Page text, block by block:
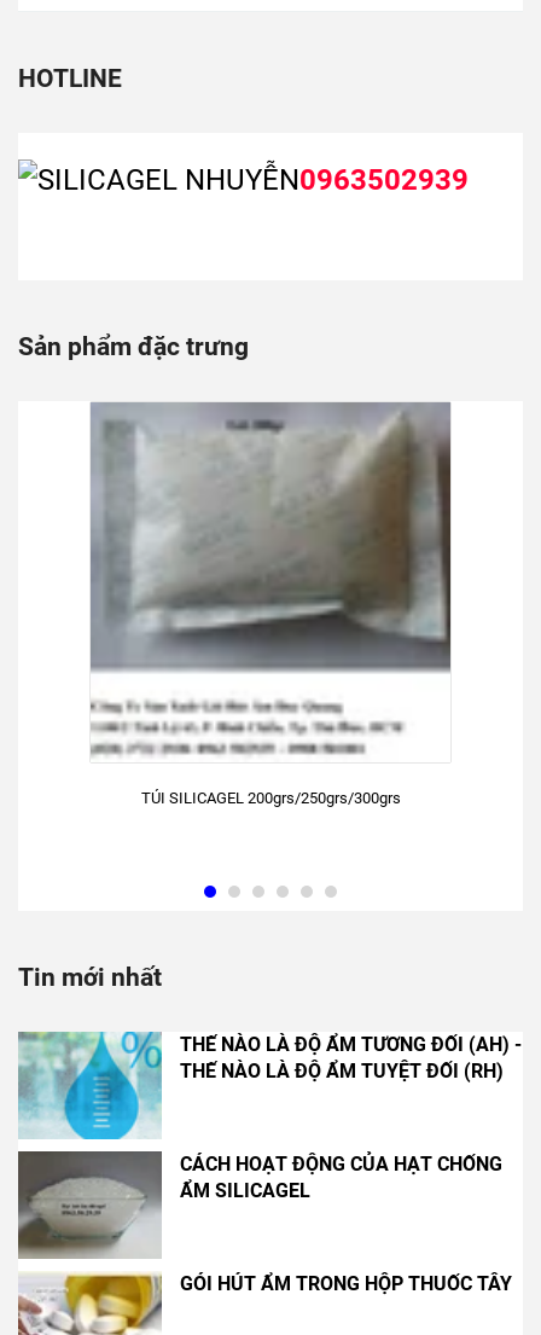
HOTLINE
0963502939
Sản phẩm đặc trưng
TÚI SILICAGEL 200grs/250grs/300grs
Tin mới nhất
THẾ NÀO LÀ ĐỘ ẨM TƯƠNG ĐỐI (AH) -
THẾ NÀO LÀ ĐỘ ẨM TUYỆT ĐỐI (RH)
CÁCH HOẠT ĐỘNG CỦA HẠT CHỐNG
ẨM SILICAGEL
GÓI HÚT ẨM TRONG HỘP THUỐC TÂY